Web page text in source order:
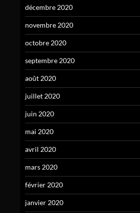
décembre 2020
novembre 2020
octobre 2020
septembre 2020
août 2020
juillet 2020
juin 2020
mai 2020
avril 2020
mars 2020
février 2020
janvier 2020